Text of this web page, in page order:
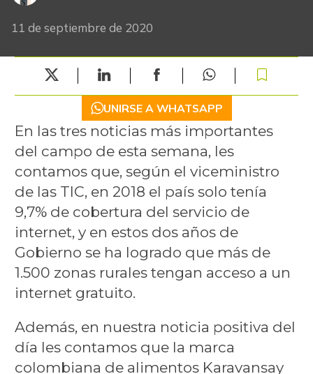
11 de septiembre de 2020
UNIRSE A WHATSAPP
En las tres noticias más importantes
del campo de esta semana, les
contamos que, según el viceministro
de las TIC, en 2018 el país solo tenía
9,7% de cobertura del servicio de
internet, y en estos dos años de
Gobierno se ha logrado que más de
1.500 zonas rurales tengan acceso a un
internet gratuito.
Además, en nuestra noticia positiva del
día les contamos que la marca
colombiana de alimentos Karavansay